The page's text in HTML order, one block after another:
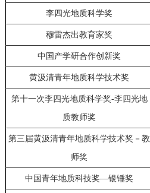
李四光地质科学奖
穆雷杰出教育家奖
中国产学研合作创新奖
黄汲清青年地质科学技术奖
第十一次李四光地质科学奖-李四光地
质教师奖
第三届黄汲清青年地质科学技术奖－教
师奖
中国青年地质科技奖—银锤奖